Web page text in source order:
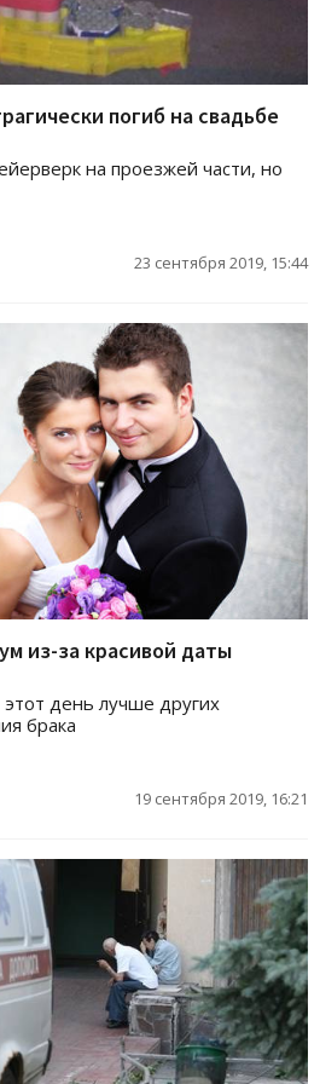
погиб на свадьбе
на проезжей части, но
23 сентября 2019, 15:44
из-за красивой даты
день лучше других
брака
19 сентября 2019, 16:21